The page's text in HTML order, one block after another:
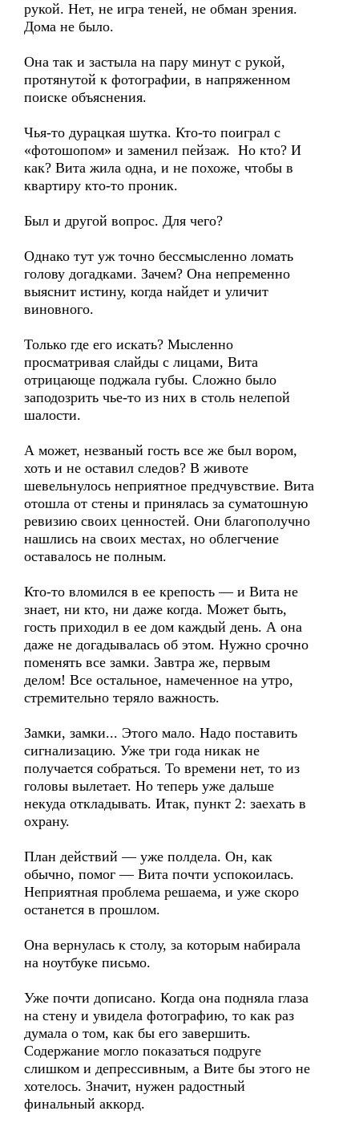
рукой. Нет, не игра теней, не обман зрения.
Дома не было.
Она так и застыла на пару минут с рукой,
протянутой к фотографии, в напряженном
поиске объяснения.
Чья-то дурацкая шутка. Кто-то поиграл с
«фотошопом» и заменил пейзаж. Но кто? И
как? Вита жила одна, и не похоже, чтобы в
квартиру кто-то проник.
Был и другой вопрос. Для чего?
Однако тут уж точно бессмысленно ломать
голову догадками. Зачем? Она непременно
выяснит истину, когда найдет и уличит
виновного.
Только где его искать? Мысленно
просматривая слайды с лицами, Вита
отрицающе поджала губы. Сложно было
заподозрить чье-то из них в столь нелепой
шалости.
А может, незваный гость все же был вором,
хоть и не оставил следов? В животе
шевельнулось неприятное предчувствие. Вита
отошла от стены и принялась за суматошную
ревизию своих ценностей. Они благополучно
нашлись на своих местах, но облегчение
оставалось не полным.
Кто-то вломился в ее крепость — и Вита не
знает, ни кто, ни даже когда. Может быть,
гость приходил в ее дом каждый день. А она
даже не догадывалась об этом. Нужно срочно
поменять все замки. Завтра же, первым
делом! Все остальное, намеченное на утро,
стремительно теряло важность.
Замки, замки... Этого мало. Надо поставить
сигнализацию. Уже три года никак не
получается собраться. То времени нет, то из
головы вылетает. Но теперь уже дальше
некуда откладывать. Итак, пункт 2: заехать в
охрану.
План действий — уже полдела. Он, как
обычно, помог — Вита почти успокоилась.
Неприятная проблема решаема, и уже скоро
останется в прошлом.
Она вернулась к столу, за которым набирала
на ноутбуке письмо.
Уже почти дописано. Когда она подняла глаза
на стену и увидела фотографию, то как раз
думала о том, как бы его завершить.
Содержание могло показаться подруге
слишком и депрессивным, а Вите бы этого не
хотелось. Значит, нужен радостный
финальный аккорд.